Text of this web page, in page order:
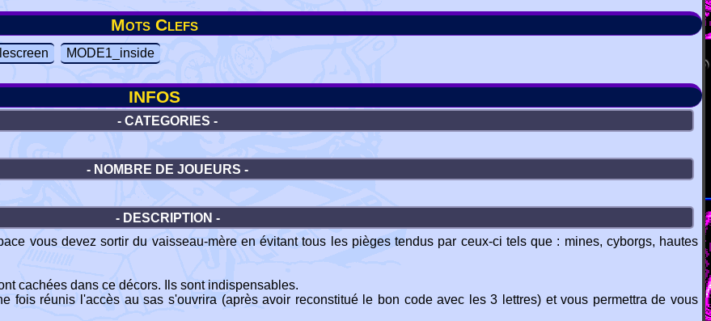
Mots Clefs
MODE1_inside
INFOS
- CATEGORIES -
- NOMBRE DE JOUEURS -
- DESCRIPTION -
vous devez sortir du vaisseau-mère en évitant tous les pièges tendus par ceux-ci tels que : mines, cyborgs, hautes
cachées dans ce décors. Ils sont indispensables.
fois réunis l'accès au sas s'ouvrira (après avoir reconstitué le bon code avec les 3 lettres) et vous permettra de vous